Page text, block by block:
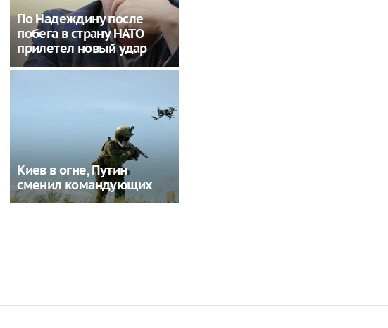
По Надеждину после
побега в страну НАТО
прилетел новый удар
Киев в огне, Путин
сменил командующих